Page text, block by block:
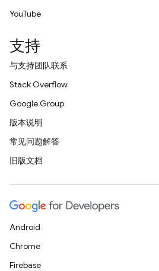
YouTube
支持
与支持团队联系
Stack Overflow
Google Group
版本说明
常见问题解答
旧版文档
Android
Chrome
Firebase